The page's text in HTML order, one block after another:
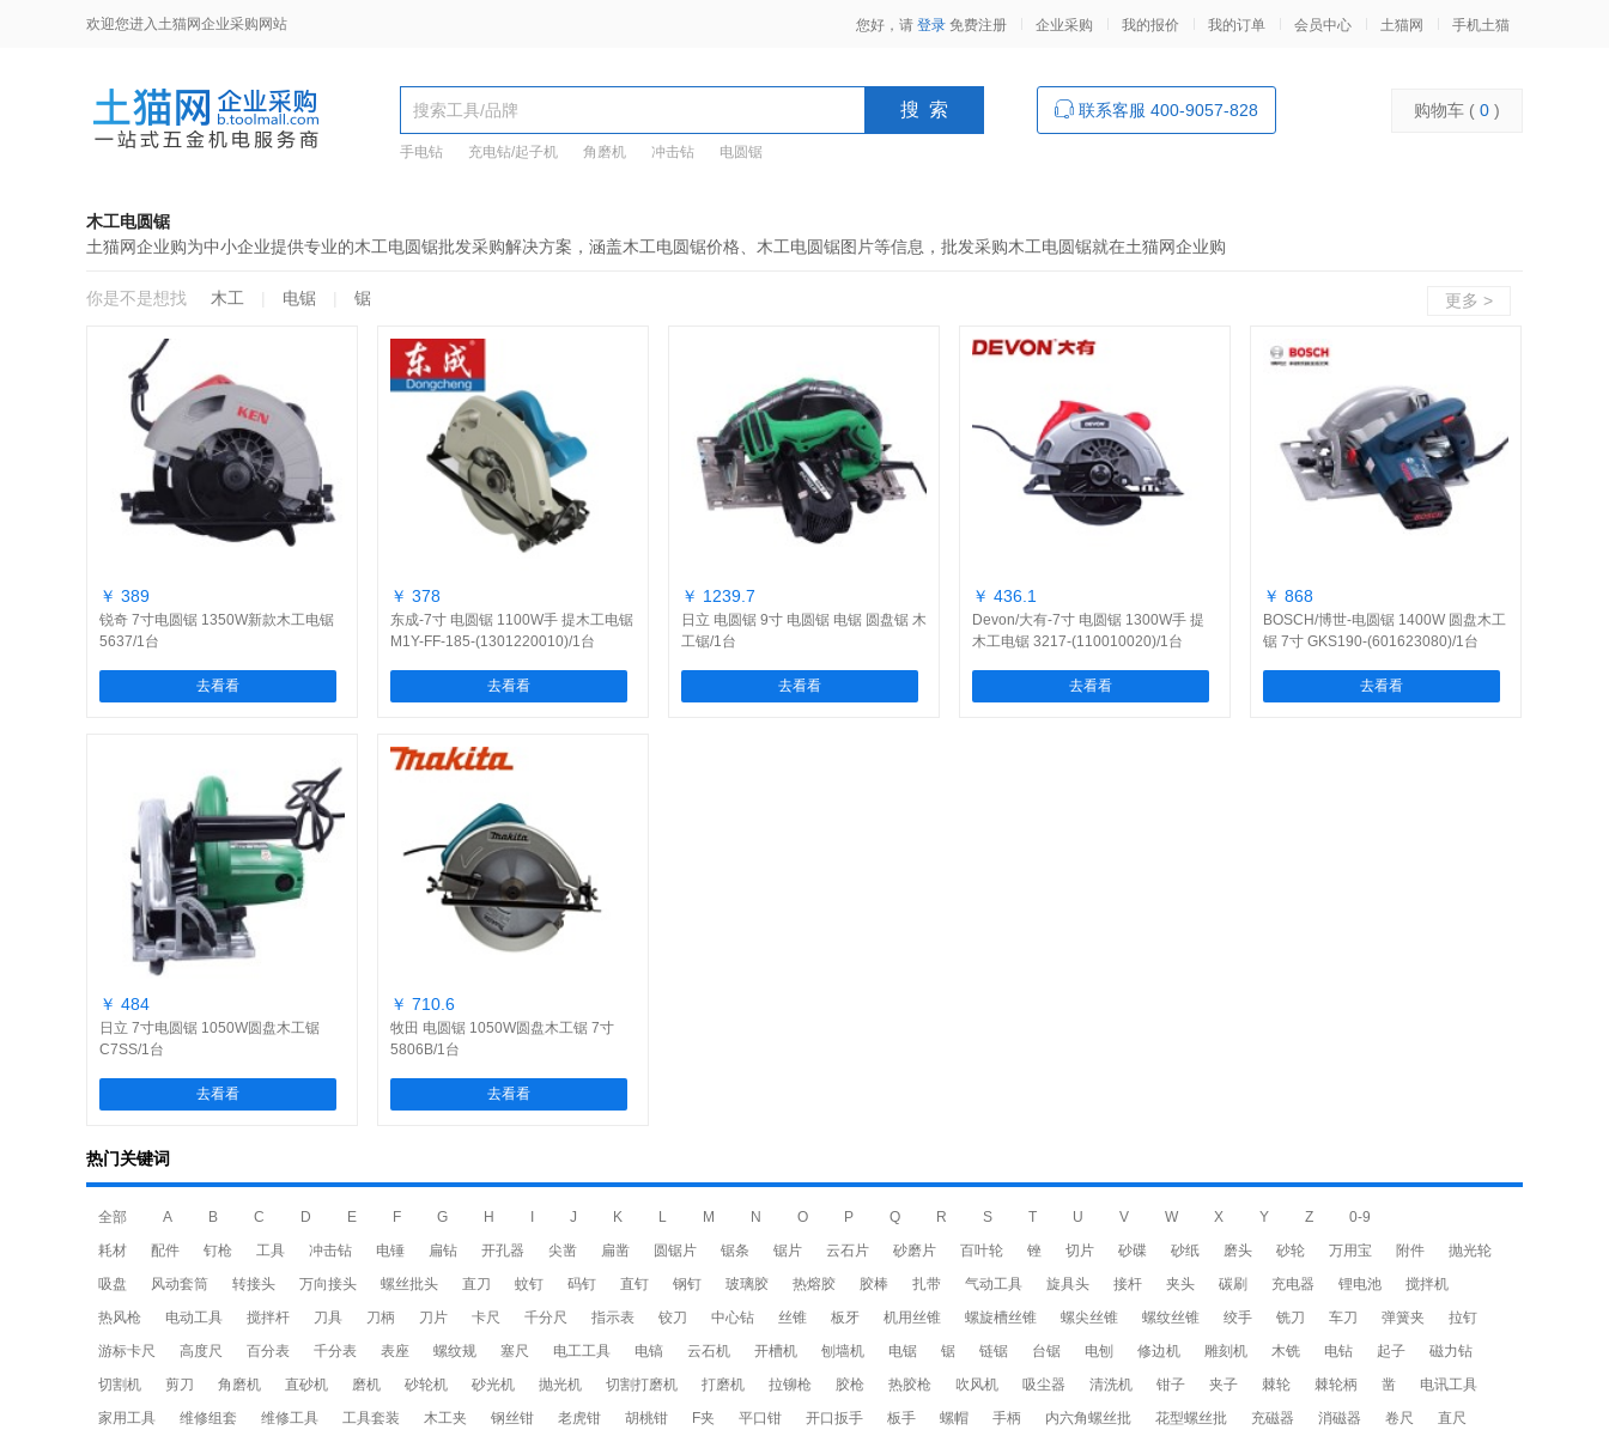
欢迎您进入土猫网企业采购网站 您好，请 登录 免费注册 企业采购 我的报价 我的订单 会员中心 土猫网 手机土猫
手电钻 充电钻/起子机 角磨机 冲击钻 电圆锯
联系客服 400-9057-828 购物车 ( 0 )
木工电圆锯
土猫网企业购为中小企业提供专业的木工电圆锯批发采购解决方案，涵盖木工电圆锯价格、木工电圆锯图片等信息，批发采购木工电圆锯就在土猫网企业购
你是不是想找 木工 电锯 锯 更多 >
￥ 389
锐奇 7寸电圆锯 1350W新款木工电锯
5637/1台
去看看
￥ 378
东成-7寸 电圆锯 1100W手 提木工电锯
M1Y-FF-185-(1301220010)/1台
去看看
￥ 1239.7
日立 电圆锯 9寸 电圆锯 电锯 圆盘锯 木
工锯/1台
去看看
￥ 436.1
Devon/大有-7寸 电圆锯 1300W手 提
木工电锯 3217-(110010020)/1台
去看看
￥ 868
BOSCH/博世-电圆锯 1400W 圆盘木工
锯 7寸 GKS190-(601623080)/1台
去看看
￥ 484
日立 7寸电圆锯 1050W圆盘木工锯
C7SS/1台
去看看
￥ 710.6
牧田 电圆锯 1050W圆盘木工锯 7寸
5806B/1台
去看看
热门关键词
全部 A B C D E F G H J K L M N O P Q R S T U V W X Y Z
0-9
耗材
配件 钉枪 工具 冲击钻 电锤 扁钻 开孔器 尖凿 扁凿 圆锯片 锯条 锯片 云石片 砂磨片 百叶轮 锉 切片 砂碟 砂纸 磨头 砂轮 万用宝 附件
抛光轮
吸盘
风动套筒 转接头 万向接头 螺丝批头 直刀 蚊钉 码钉 直钉 钢钉 玻璃胶 热熔胶 胶棒 扎带 气动工具 旋具头 接杆 夹头 碳刷 充电器 锂电池
搅拌机
热风枪
电动工具 搅拌杆 刀具 刀柄 刀片 卡尺 千分尺 指示表 铰刀 中心钻 丝锥 板牙 机用丝锥 螺旋槽丝锥 螺尖丝锥 螺纹丝锥 绞手 铣刀 车刀 弹簧夹
拉钉
游标卡尺
高度尺 百分表 千分表 表座 螺纹规 塞尺 电工工具 电镐 云石机 开槽机 刨墙机 电锯 锯 链锯 台锯 电刨 修边机 雕刻机 木铣 电钻 起子
磁力钻
切割机
剪刀 角磨机 直砂机 磨机 砂轮机 砂光机 抛光机 切割打磨机 打磨机 拉铆枪 胶枪 热胶枪 吹风机 吸尘器 清洗机 钳子 夹子 棘轮 棘轮柄 凿
电讯工具
家用工具
维修组套 维修工具 工具套装 木工夹 钢丝钳 老虎钳 胡桃钳 F夹 平口钳 开口扳手 板手 螺帽 手柄 内六角螺丝批 花型螺丝批 充磁器 消磁器 卷尺
直尺